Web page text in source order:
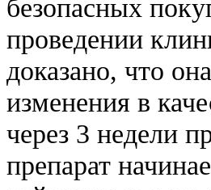
безопасных
проведении
доказано, что
изменения в
через 3 недели
препарат